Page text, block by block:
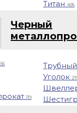
Титан 406
Черный
119
Уголок